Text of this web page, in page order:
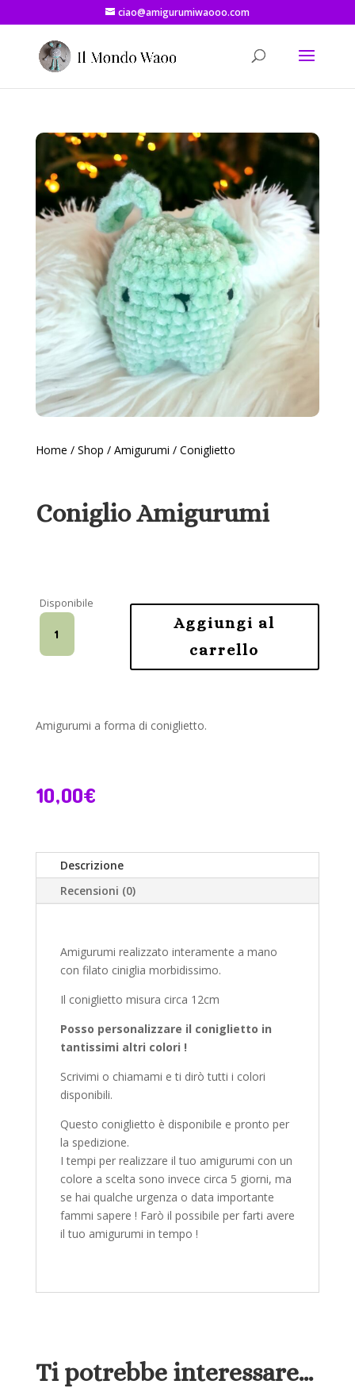
ciao@amigurumiwaooo.com
Home / Shop / Amigurumi / Coniglietto
Coniglio Amigurumi
Disponibile
Coniglio
Amigurumi
quantità
Aggiungi al
carrello
Amigurumi a forma di coniglietto.
10,00€
Descrizione
Recensioni (0)
Amigurumi realizzato interamente a mano
con filato ciniglia morbidissimo.
Il coniglietto misura circa 12cm
Posso personalizzare il coniglietto in
tantissimi altri colori !
Scrivimi o chiamami e ti dirò tutti i colori
disponibili.
Questo coniglietto è disponibile e pronto per
la spedizione.
I tempi per realizzare il tuo amigurumi con un
colore a scelta sono invece circa 5 giorni, ma
se hai qualche urgenza o data importante
fammi sapere ! Farò il possibile per farti avere
il tuo amigurumi in tempo !
Ti potrebbe interessare…